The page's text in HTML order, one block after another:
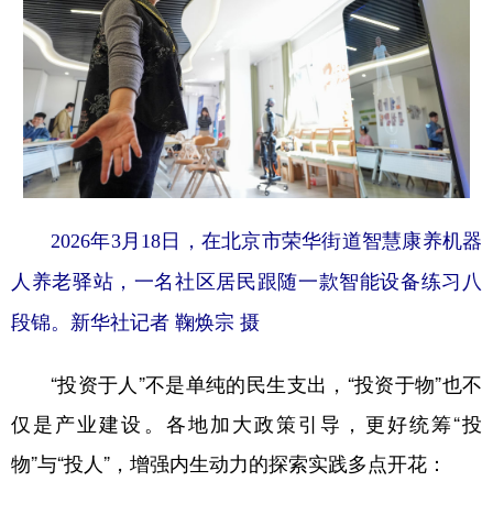
2026年3月18日，在北京市荣华街道智慧康养机器
人养老驿站，一名社区居民跟随一款智能设备练习八
段锦。新华社记者 鞠焕宗 摄
“投资于人”不是单纯的民生支出，“投资于物”也不
仅是产业建设。各地加大政策引导，更好统筹“投
物”与“投人”，增强内生动力的探索实践多点开花：